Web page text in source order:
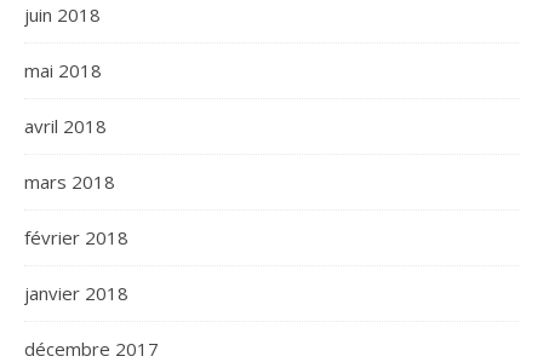
juin 2018
mai 2018
avril 2018
mars 2018
février 2018
janvier 2018
décembre 2017